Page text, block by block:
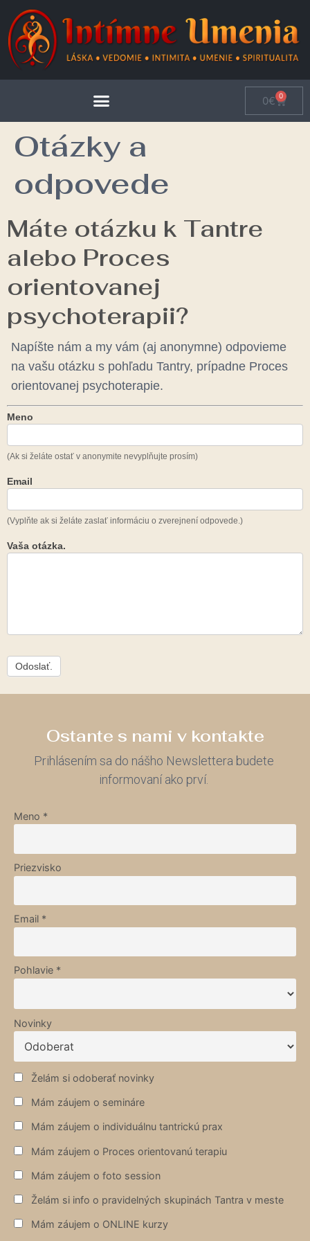
0€ 0
Otázky a
odpovede
Máte otázku k Tantre
alebo Proces
orientovanej
psychoterapii?
Napíšte nám a my vám (aj anonymne) odpovieme
na vašu otázku s pohľadu Tantry, prípadne Proces
orientovanej psychoterapie.
Q&A
Meno
(Ak si želáte ostať v anonymite nevyplňujte prosím)
Email
(Vyplňte ak si želáte zaslať informáciu o zverejnení odpovede.)
Vaša otázka.
Odoslať.
Ostante s nami v kontakte
Prihlásením sa do nášho Newslettera budete
informovaní ako prví.
Meno *
Priezvisko
Email *
Pohlavie *
Novinky
Želám si odoberať novinky
Mám záujem o semináre
Mám záujem o individuálnu tantrickú prax
Mám záujem o Proces orientovanú terapiu
Mám záujem o foto session
Želám si info o pravidelných skupinách Tantra v meste
Mám záujem o ONLINE kurzy